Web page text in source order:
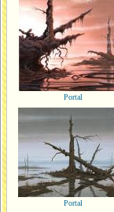
Portal
Portal